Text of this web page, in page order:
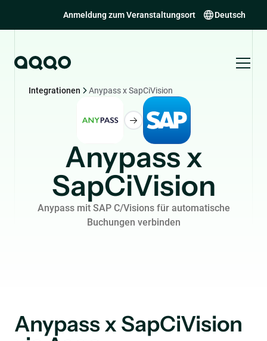
Anmeldung zum Veranstaltungsort Deutsch
Integrationen Anypass x SapCiVision
Anypass x
SapCiVision
Anypass mit SAP C/Visions für automatische
Buchungen verbinden
Anypass x SapCiVision